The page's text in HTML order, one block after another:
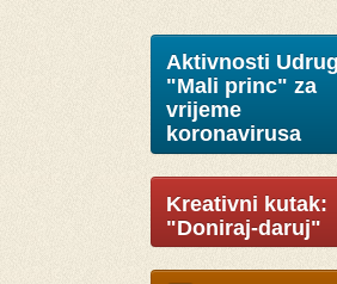
Aktivnosti
"Mali princ" za
vrijeme
koronavirusa
Kreativni kutak:
"Doniraj-daruj"